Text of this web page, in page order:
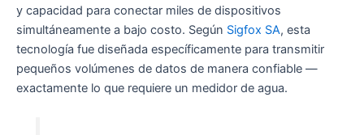
y capacidad para conectar miles de dispositivos
simultáneamente a bajo costo. Según Sigfox SA, esta
tecnología fue diseñada específicamente para transmitir
pequeños volúmenes de datos de manera confiable —
exactamente lo que requiere un medidor de agua.